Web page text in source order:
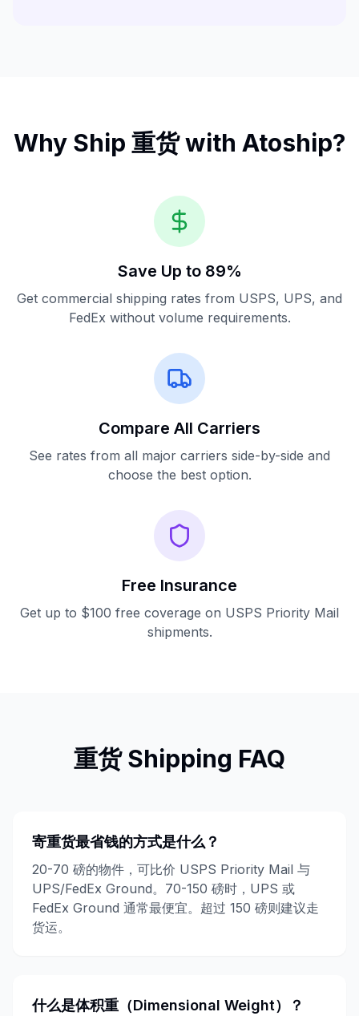
Why Ship 重货with Atoship?
Save Up to 89%
Get commercial shipping rates from USPS, UPS, and
FedEx without volume requirements.
Compare All Carriers
See rates from all major carriers side-by-side and
choose the best option.
Free Insurance
Get up to $100 free coverage on USPS Priority Mail
shipments.
重货Shipping FAQ
寄重货最省钱的方式是什么？
20-70 磅的物件，可比价 USPS Priority Mail 与
UPS/FedEx Ground。70-150 磅时，UPS 或
FedEx Ground 通常最便宜。超过 150 磅则建议走
货运。
什么是体积重（Dimensional Weight）？